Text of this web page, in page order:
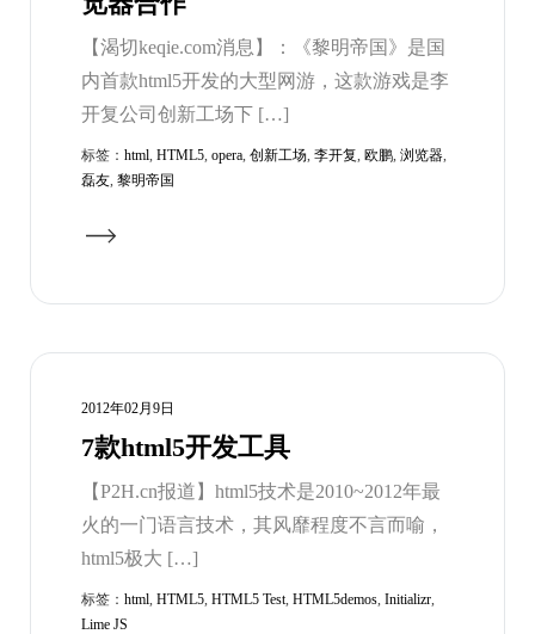
【渴切keqie.com消息】：《黎明帝国》是国
内首款html5开发的大型网游，这款游戏是李
开复公司创新工场下 […]
标签： html, HTML5, opera, 创新工场, 李开复, 欧鹏, 浏览器,
磊友, 黎明帝国
2012年02月9日
7款html5开发工具
【P2H.cn报道】html5技术是2010~2012年最
火的一门语言技术，其风靡程度不言而喻，
html5极大 […]
标签： html, HTML5, HTML5 Test, HTML5demos, Initializr,
Lime JS